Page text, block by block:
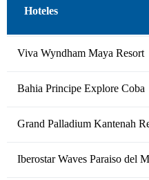
Hoteles
Viva Wyndham Maya Resort
Bahia Principe Explore Coba
Grand Palladium Kantenah
Iberostar Waves Paraiso del